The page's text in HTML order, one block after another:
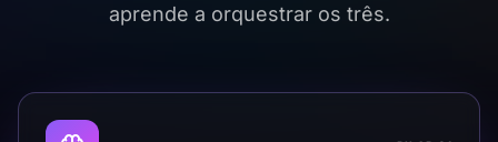
aprende a orquestrar os três.